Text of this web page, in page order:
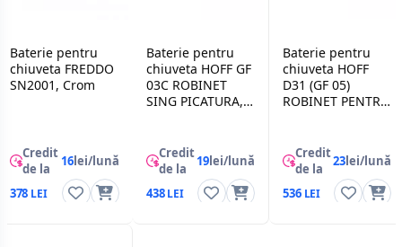
Baterie pentru
chiuveta FREDDO
SN2001, Crom
Credit
de la
16lei/lună
378
Baterie pentru
chiuveta HOFF GF
03C ROBINET
SING PICATURA,
Credit
de la
19lei/lună
438
Baterie pentru
chiuveta HOFF
D31 (GF 05)
ROBINET PENTRU
Credit
de la
23lei/lună
536